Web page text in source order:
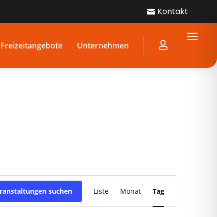
 Kontakt
Freizeitangebote Unternehmen  a
suchen
Veranstaltung
Ansichten-
Navigation
Liste Monat Tag